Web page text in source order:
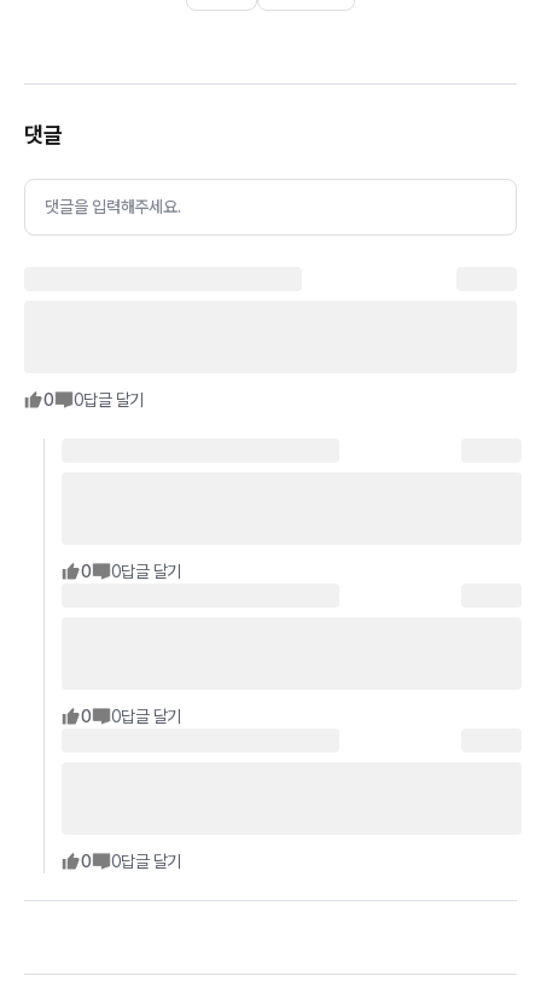
댓글
댓글을 입력해주세요.
0 0답글 달기
0 0답글 달기
0 0답글 달기
0 0답글 달기